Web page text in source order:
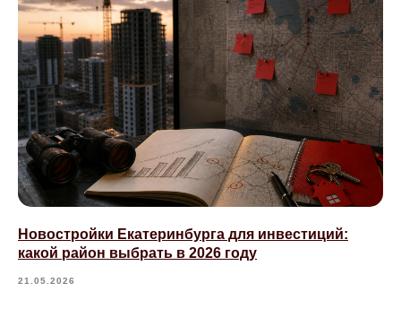
Новостройки Екатеринбурга для инвестиций:
какой район выбрать в 2026 году
21.05.2026